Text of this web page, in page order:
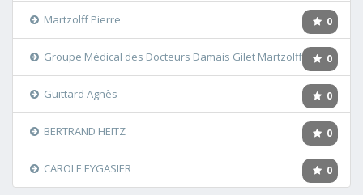
0
Martzolff Pierre
0
Groupe Médical des Docteurs Damais Gilet Martzolff
0
Guittard Agnès
0
BERTRAND HEITZ
0
CAROLE EYGASIER